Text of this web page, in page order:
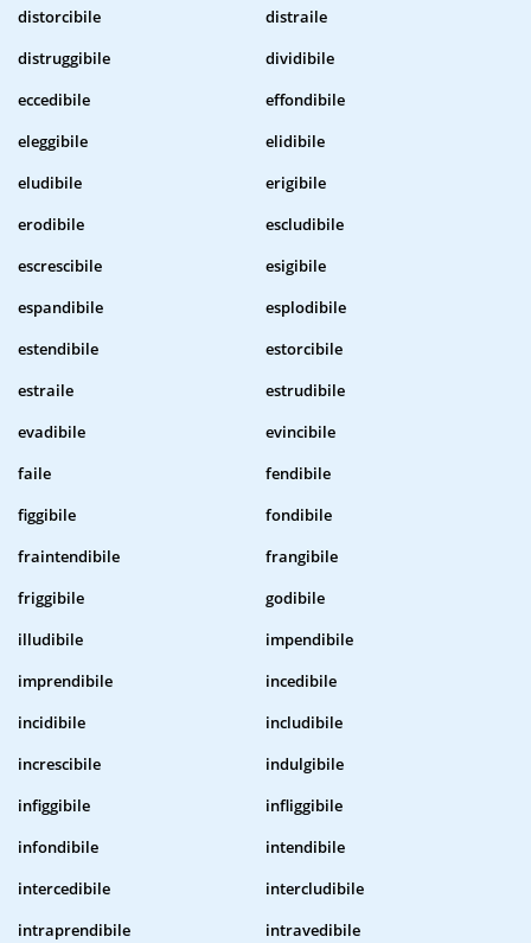
distorcibile
distraile
distruggibile
dividibile
eccedibile
effondibile
eleggibile
elidibile
eludibile
erigibile
erodibile
escludibile
escrescibile
esigibile
espandibile
esplodibile
estendibile
estorcibile
estraile
estrudibile
evadibile
evincibile
faile
fendibile
figgibile
fondibile
fraintendibile
frangibile
friggibile
godibile
illudibile
impendibile
imprendibile
incedibile
incidibile
includibile
increscibile
indulgibile
infiggibile
infliggibile
infondibile
intendibile
intercedibile
intercludibile
intraprendibile
intravedibile